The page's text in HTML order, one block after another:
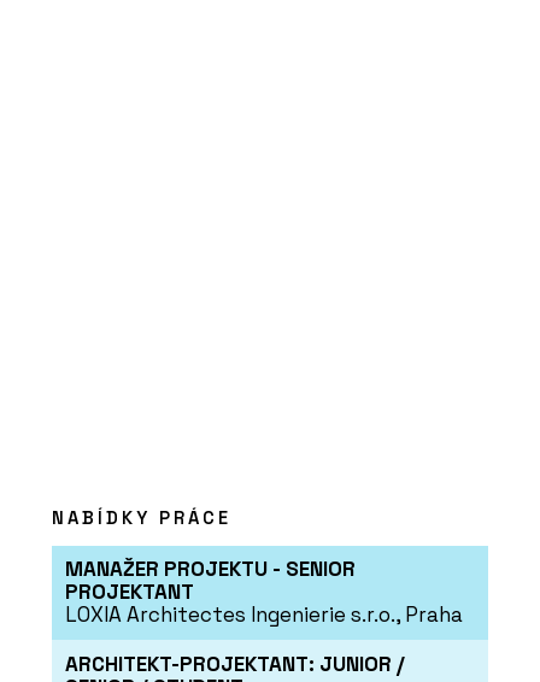
NABÍDKY PRÁCE
MANAŽER PROJEKTU - SENIOR
PROJEKTANT
LOXIA Architectes Ingenierie s.r.o., Praha
ARCHITEKT-PROJEKTANT: JUNIOR /